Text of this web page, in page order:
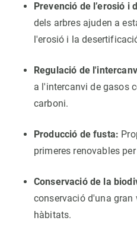
Prevenció de l’erosió i
dels arbres ajuden a
l'erosió i la
Regulació de
a l'intercanvi de gasos
carboni.
Producció de fusta:
primeres renovables
Conservació de la
conservació d'una gran
hàbitats.